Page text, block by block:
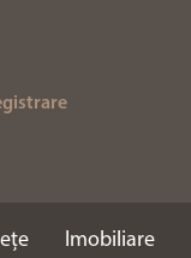
Imobiliare